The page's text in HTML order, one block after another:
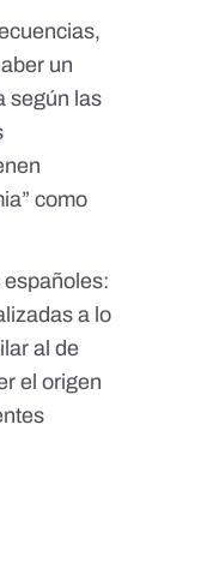
un
según las
como
a lo
al de
el origen